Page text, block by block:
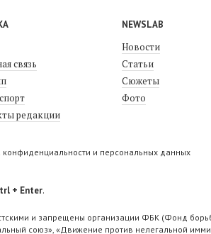
связь
редакции
NEWSLAB
Новости
Статьи
Сюжеты
Фото
конфиденциальности и персональных данных
+ Enter.
и запрещены организации ФБК (Фонд
союз», «Движение против нелегальной